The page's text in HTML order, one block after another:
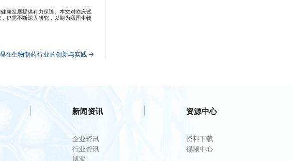
康发展提供有力保障。本文对临床试
仍需不断深入研究，以期为我国生物
在生物制药行业的创新与实践
新闻资讯
企业资讯
行业资讯
博客
资源中心
资料下载
视频中心